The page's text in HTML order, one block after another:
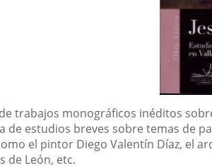
trabajos monográficos inéditos
de estudios breves sobre temas de
el pintor Diego Valentín Díaz, el
de León, etc.